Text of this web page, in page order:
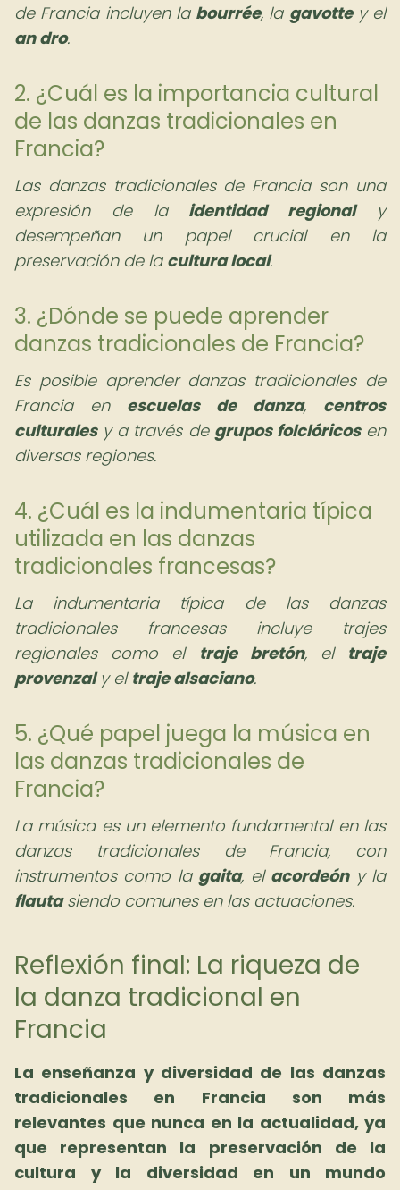
de Francia incluyen la bourrée, la gavottey el
an dro.
2. ¿Cuál es la importancia cultural
de las danzas tradicionales en
Francia?
Las danzas tradicionales de Francia son una
expresión de la identidad regionaly
desempeñan un papel crucial en la
preservación de la cultura local.
3. ¿Dónde se puede aprender
danzas tradicionales de Francia?
Es posible aprender danzas tradicionales de
Francia en escuelas de danza, centros
culturalesy a través de grupos folclóricosen
diversas regiones.
4. ¿Cuál es la indumentaria típica
utilizada en las danzas
tradicionales francesas?
La indumentaria típica de las danzas
tradicionales francesas incluye trajes
regionales como el traje bretón, el traje
provenzaly el traje alsaciano.
5. ¿Qué papel juega la música en
las danzas tradicionales de
Francia?
La música es un elemento fundamental en las
danzas tradicionales de Francia, con
instrumentos como la gaita, el acordeóny la
flautasiendo comunes en las actuaciones.
Reflexión final: La riqueza de
la danza tradicional en
Francia
La enseñanza y diversidad de las danzas
tradicionales en Francia son más
relevantes que nunca en la actualidad, ya
que representan la preservación de la
cultura y la diversidad en un mundo